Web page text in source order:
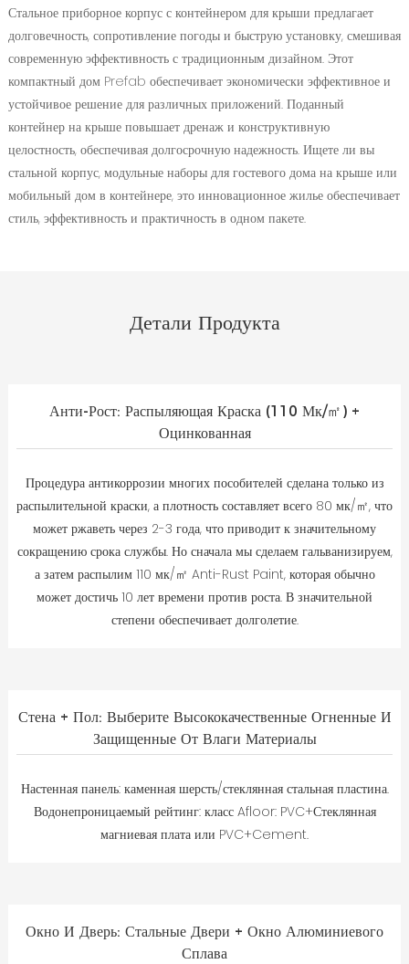
Стальное приборное корпус с контейнером для крыши предлагает
долговечность, сопротивление погоды и быструю установку, смешивая
современную эффективность с традиционным дизайном. Этот
компактный дом Prefab обеспечивает экономически эффективное и
устойчивое решение для различных приложений. Поданный
контейнер на крыше повышает дренаж и конструктивную
целостность, обеспечивая долгосрочную надежность. Ищете ли вы
стальной корпус, модульные наборы для гостевого дома на крыше или
мобильный дом в контейнере, это инновационное жилье обеспечивает
стиль, эффективность и практичность в одном пакете.
Детали Продукта
Стена + Пол: Выберите Высококачественные Огненные И
Защищенные От Влаги Материалы
Настенная панель: каменная шерсть/стеклянная стальная пластина.
Водонепроницаемый рейтинг: класс Afloor: PVC+Стеклянная
магниевая плата или PVC+Cement.
Анти-Рост: Распыляющая Краска (110 Мк/㎡) +
Оцинкованная
Процедура антикоррозии многих пособителей сделана только из
распылительной краски, а плотность составляет всего 80 мк/㎡, что
может ржаветь через 2-3 года, что приводит к значительному
сокращению срока службы. Но сначала мы сделаем гальванизируем,
а затем распылим 110 мк/㎡ Anti-Rust Paint, которая обычно
может достичь 10 лет времени против роста. В значительной
степени обеспечивает долголетие.
Окно И Дверь: Стальные Двери + Окно Алюминиевого
Сплава